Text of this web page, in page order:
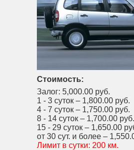
Стоимость:
Залог: 5,000.00 руб.
1 - 3 суток – 1,800.00 руб.
4 - 7 суток – 1,750.00 руб.
8 - 14 суток – 1,700.00 руб.
15 - 29 суток – 1,650.00
от 30 сут. и более –
Лимит в сутки: 200 км.